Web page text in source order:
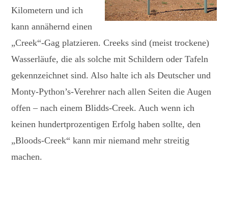
Kilometern und ich
kann annähernd einen
„Creek“-Gag platzieren. Creeks sind (meist trockene)
Wasserläufe, die als solche mit Schildern oder Tafeln
gekennzeichnet sind. Also halte ich als Deutscher und
Monty-Python’s-Verehrer nach allen Seiten die Augen
offen – nach einem Blidds-Creek. Auch wenn ich
keinen hundertprozentigen Erfolg haben sollte, den
„Bloods-Creek“ kann mir niemand mehr streitig
machen.